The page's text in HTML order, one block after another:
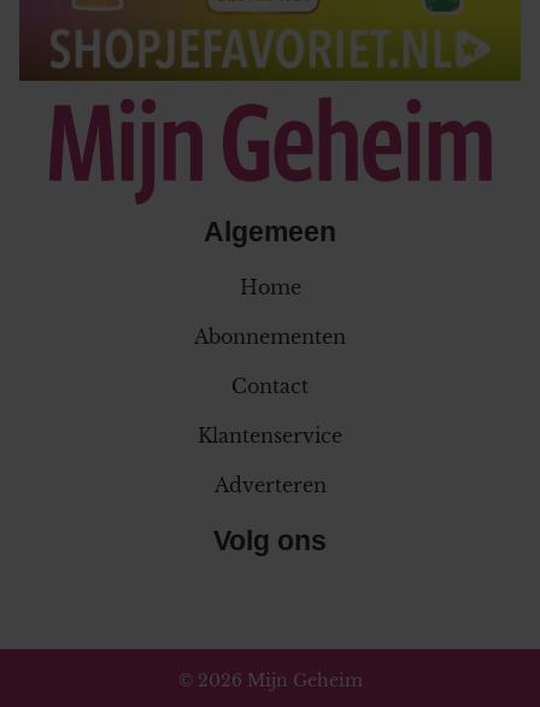
Algemeen
Home
Abonnementen
Contact
Klantenservice
Adverteren
Volg ons
© 2026 Mijn Geheim